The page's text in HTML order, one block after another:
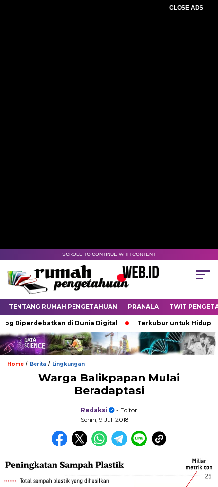
CLOSE ADS
SCROLL TO CONTINUE WITH CONTENT
TENTANG RUMAH PENGETAHUAN PRANALA TWIT
di Dunia Digital Terkubur untuk Hidup
Home / Berita / Lingkungan
Warga Balikpapan Mulai
Beradaptasi
Redaksi
- Editor
Senin, 9 Juli 2018